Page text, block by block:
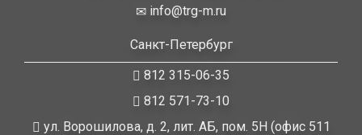
info@trg-m.ru
Санкт-Петербург
812 315-06-35
812 571-73-10
ул. Ворошилова, д. 2, лит. АБ, пом. 5Н (офис 511